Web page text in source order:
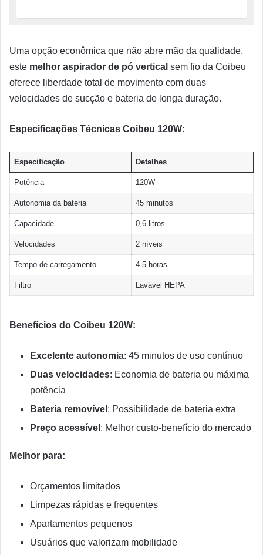
Uma opção econômica que não abre mão da qualidade,
este melhor aspirador de pó vertical sem fio da Coibeu
oferece liberdade total de movimento com duas
velocidades de sucção e bateria de longa duração.
Especificações Técnicas Coibeu 120W:
Especificação Detalhes
Potência 120W
Autonomia da bateria 45 minutos
Capacidade 0,6 litros
Velocidades 2 níveis
Tempo de carregamento 4-5 horas
Filtro Lavável HEPA
Benefícios do Coibeu 120W:
Excelente autonomia: 45 minutos de uso contínuo
Duas velocidades: Economia de bateria ou máxima
potência
Bateria removível : Possibilidade de bateria extra
Preço acessível : Melhor custo-benefício do mercado
Melhor para:
Orçamentos limitados
Limpezas rápidas e frequentes
Apartamentos pequenos
Usuários que valorizam mobilidade